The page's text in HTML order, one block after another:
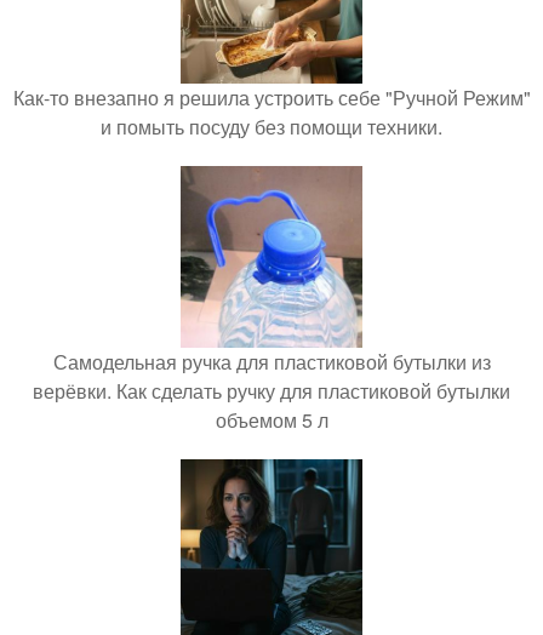
Как-то внезапно я решила устроить себе "Ручной Режим"
и помыть посуду без помощи техники.
Самодельная ручка для пластиковой бутылки из
верёвки. Как сделать ручку для пластиковой бутылки
объемом 5 л